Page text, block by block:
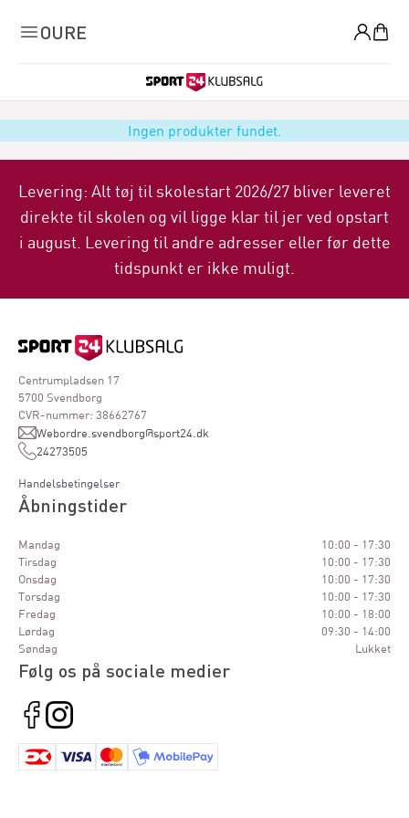
OURE
Ingen produkter fundet.
Levering: Alt tøj til skolestart 2026/27 bliver leveret
direkte til skolen og vil ligge klar til jer ved opstart
i august. Levering til andre adresser eller før dette
tidspunkt er ikke muligt.
Centrumpladsen 17
5700 Svendborg
CVR-nummer: 38662767
Webordre.svendborg@sport24.dk
24273505
Handelsbetingelser
Åbningstider
Mandag
10:00 - 17:30
Tirsdag
10:00 - 17:30
Onsdag
10:00 - 17:30
Torsdag
10:00 - 17:30
Fredag
10:00 - 18:00
Lørdag
09:30 - 14:00
Søndag
Lukket
Følg os på sociale medier